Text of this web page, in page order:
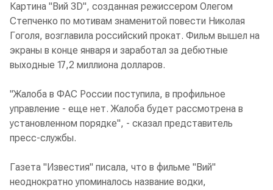
Картина "Вий 3D", созданная режиссером Олегом
Степченко по мотивам знаменитой повести Николая
Гоголя, возглавила российский прокат. Фильм вышел на
экраны в конце января и заработал за дебютные
выходные 17,2 миллиона долларов.
"Жалоба в ФАС России поступила, в профильное
управление - еще нет. Жалоба будет рассмотрена в
установленном порядке", - сказал представитель
пресс-службы.
Газета "Известия" писала, что в фильме "Вий"
неоднократно упоминалось название водки,